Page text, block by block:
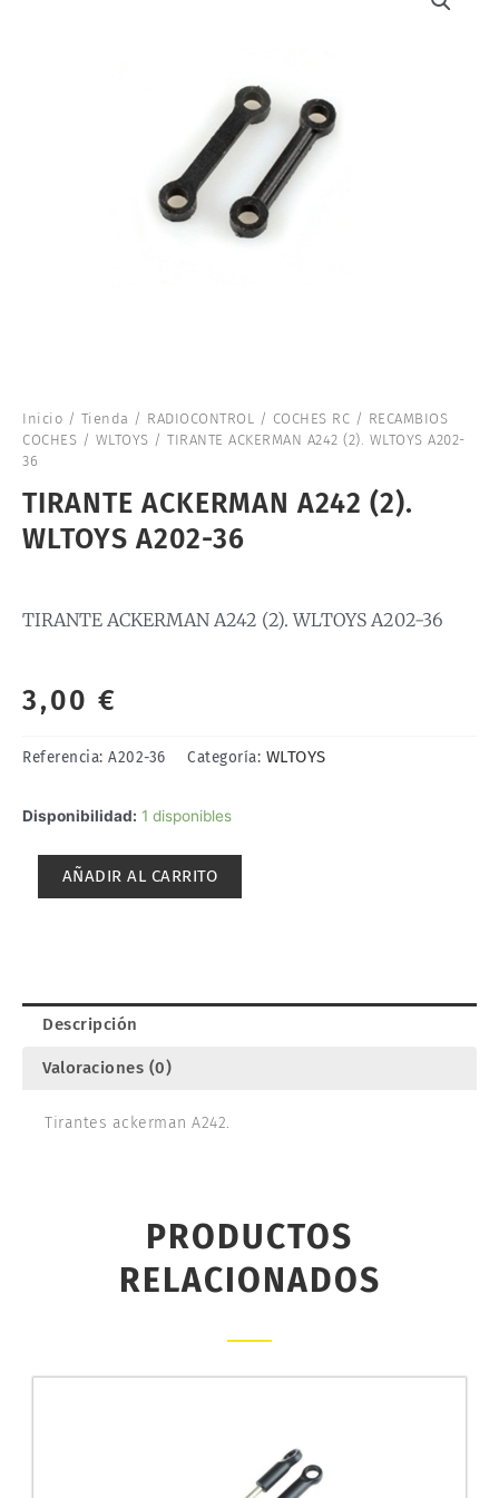
Inicio / Tienda / RADIOCONTROL / COCHES RC / RECAMBIOS
COCHES / WLTOYS / TIRANTE ACKERMAN A242 (2). WLTOYS A202-
36
TIRANTE ACKERMAN A242 (2).
WLTOYS A202-36
TIRANTE ACKERMAN A242 (2). WLTOYS A202-36
3,00 €
Referencia: A202-36 Categoría: WLTOYS
Disponibilidad: 1 disponibles
TIRANTE
AÑADIR AL CARRITO
Descripción
Valoraciones (0)
Tirantes ackerman A242.
PRODUCTOS
RELACIONADOS